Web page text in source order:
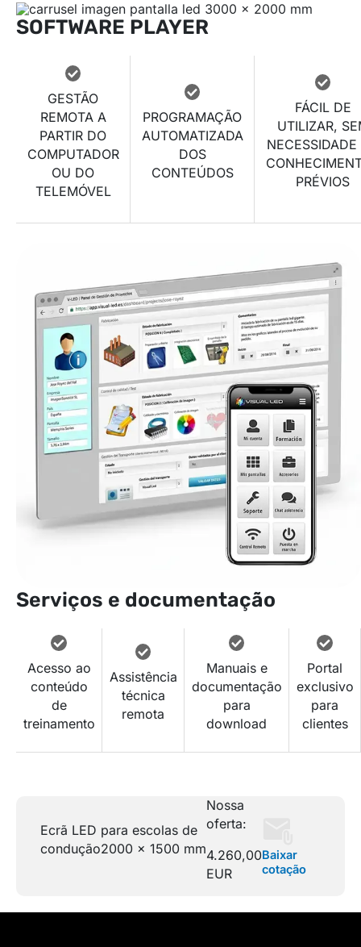
SOFTWARE PLAYER
GESTÃO
REMOTA A
PARTIR DO
COMPUTADOR
OU DO
TELEMÓVEL
PROGRAMAÇÃO
AUTOMATIZADA
DOS
CONTEÚDOS
FÁCIL DE
UTILIZAR,
NECESSIDADE
PRÉVIOS
Serviços e documentação
Acesso ao
conteúdo
de
treinamento
Assistência
técnica
remota
Manuais e
documentação
para
download
Portal
exclusivo
para
clientes
Ecrã LED para escolas de
condução2000 x 1500 mm
Nossa
oferta:
4.260,00
EUR
Baixar
cotação